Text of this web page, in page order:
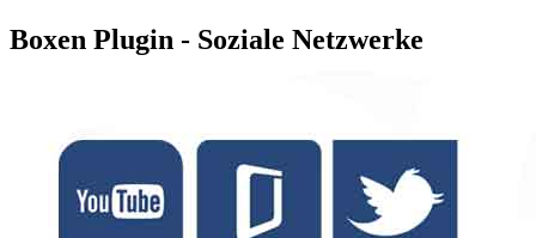
Boxen Plugin - Soziale Netzwerke